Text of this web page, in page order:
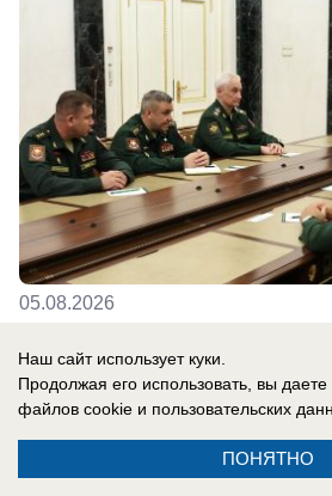
05.08.2026
Новости СМИ2
Наш сайт использует куки.
Продолжая его использовать, вы даете
файлов cookie и пользовательских
ПОНЯТНО